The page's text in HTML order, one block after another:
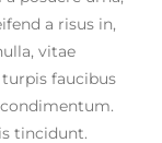
a risus in,
vitae
faucibus
tincidunt.